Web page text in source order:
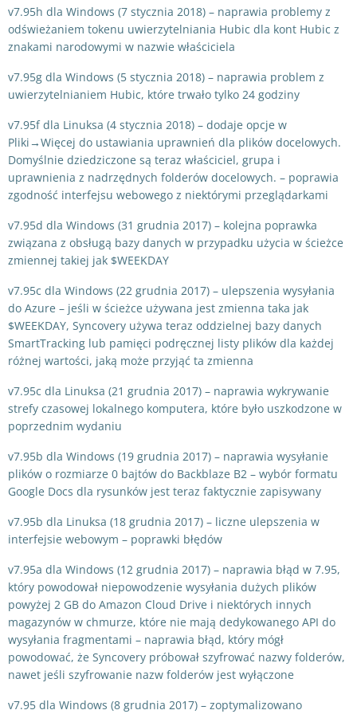
v7.95h dla Windows (7 stycznia 2018) – naprawia problemy z
odświeżaniem tokenu uwierzytelniania Hubic dla kont Hubic z
znakami narodowymi w nazwie właściciela
v7.95g dla Windows (5 stycznia 2018) – naprawia problem z
uwierzytelnianiem Hubic, które trwało tylko 24 godziny
v7.95f dla Linuksa (4 stycznia 2018) – dodaje opcje w
Pliki→Więcej do ustawiania uprawnień dla plików docelowych.
Domyślnie dziedziczone są teraz właściciel, grupa i
uprawnienia z nadrzędnych folderów docelowych. – poprawia
zgodność interfejsu webowego z niektórymi przeglądarkami
v7.95d dla Windows (31 grudnia 2017) – kolejna poprawka
związana z obsługą bazy danych w przypadku użycia w ścieżce
zmiennej takiej jak $WEEKDAY
v7.95c dla Windows (22 grudnia 2017) – ulepszenia wysyłania
do Azure – jeśli w ścieżce używana jest zmienna taka jak
$WEEKDAY, Syncovery używa teraz oddzielnej bazy danych
SmartTracking lub pamięci podręcznej listy plików dla każdej
różnej wartości, jaką może przyjąć ta zmienna
v7.95c dla Linuksa (21 grudnia 2017) – naprawia wykrywanie
strefy czasowej lokalnego komputera, które było uszkodzone w
poprzednim wydaniu
v7.95b dla Windows (19 grudnia 2017) – naprawia wysyłanie
plików o rozmiarze 0 bajtów do Backblaze B2 – wybór formatu
Google Docs dla rysunków jest teraz faktycznie zapisywany
v7.95b dla Linuksa (18 grudnia 2017) – liczne ulepszenia w
interfejsie webowym – poprawki błędów
v7.95a dla Windows (12 grudnia 2017) – naprawia błąd w 7.95,
który powodował niepowodzenie wysyłania dużych plików
powyżej 2 GB do Amazon Cloud Drive i niektórych innych
magazynów w chmurze, które nie mają dedykowanego API do
wysyłania fragmentami – naprawia błąd, który mógł
powodować, że Syncovery próbował szyfrować nazwy folderów,
nawet jeśli szyfrowanie nazw folderów jest wyłączone
v7.95 dla Windows (8 grudnia 2017) – zoptymalizowano